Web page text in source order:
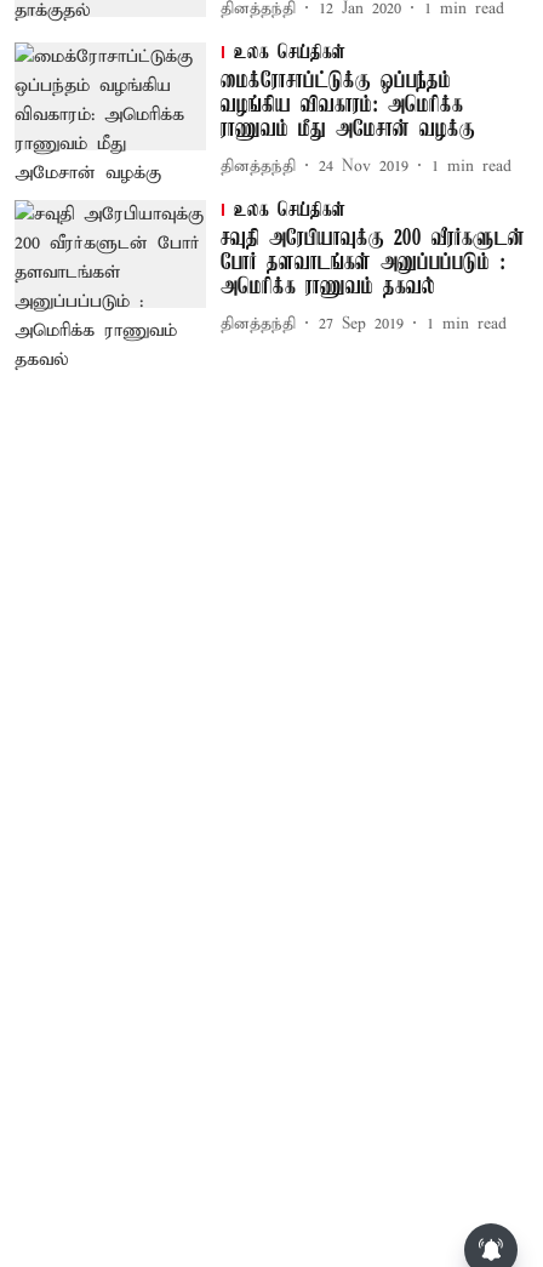
தினத்தந்தி 12 Jan 2020 1 min read
உலக செய்திகள்
மைக்ரோசாப்ட்டுக்கு ஒப்பந்தம்
வழங்கிய விவகாரம்: அமெரிக்க
ராணுவம் மீது அமேசான் வழக்கு
தினத்தந்தி 24 Nov 2019 1 min read
உலக செய்திகள்
சவுதி அரேபியாவுக்கு 200 வீரர்களுடன்
போர் தளவாடங்கள் அனுப்பப்படும் :
அமெரிக்க ராணுவம் தகவல்
தினத்தந்தி 27 Sep 2019 1 min read